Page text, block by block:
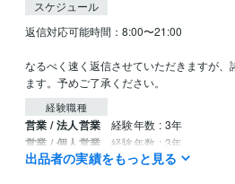
スケジュール
返信対応可能時間：8:00〜21:00
なるべく速く返信させていただきますが、
ます。予めご了承ください。
経験職種
営業 / 法人営業 経験年数 : 3年
営業 / 個人営業 経験年数 : 3年
カスタマーサポート・カスタマーサクセ
出品者の実績をもっと見る